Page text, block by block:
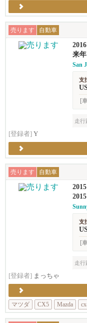
売ります 自動車
来
San
支
[
走行
[登録者] Y
売ります 自動車
支
[
走行
[登録者] まっちゃ
マツダ
CX5 Mazda